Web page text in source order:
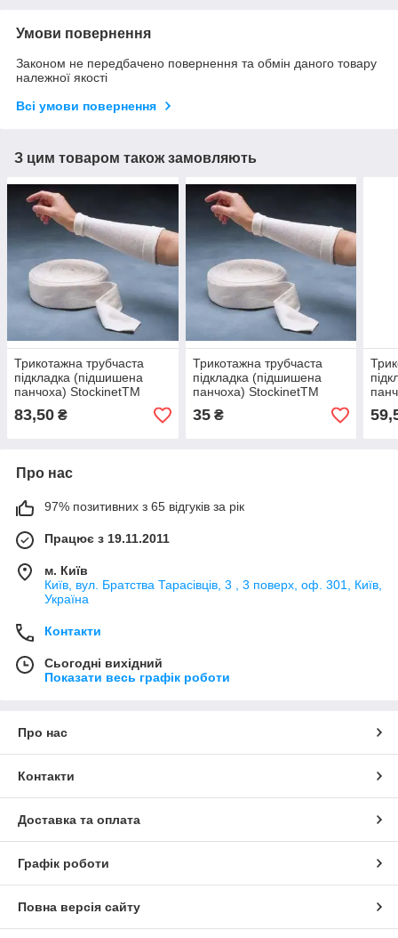
Умови повернення
Законом не передбачено повернення та обмін даного товару
належної якості
Всі умови повернення
З цим товаром також замовляють
Трикотажна трубчаста
підкладка (підшишена
панчоха) StockinetTM
3MTM (15,2 см х 0,95 м)
83,50 ₴
Трикотажна трубчаста
підкладка (підшишена
панчоха) StockinetTM
3MTM (2,5 см х 0,95 м)
35₴
Про нас
97% позитивних з 65 відгуків за рік
Працює з 19.11.2011
м. Київ
Київ, вул. Братства Тарасівців, 3 , 3 поверх, оф. 301, Київ,
Україна
Контакти
Сьогодні вихідний
Показати весь графік роботи
Про нас
Контакти
Доставка та оплата
Графік роботи
Повна версія сайту